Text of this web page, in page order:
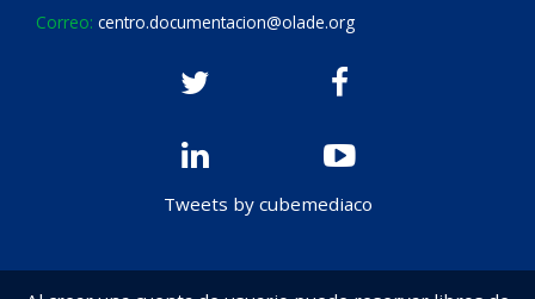
Correo: centro.documentacion@olade.org
Tweets by cubemediaco